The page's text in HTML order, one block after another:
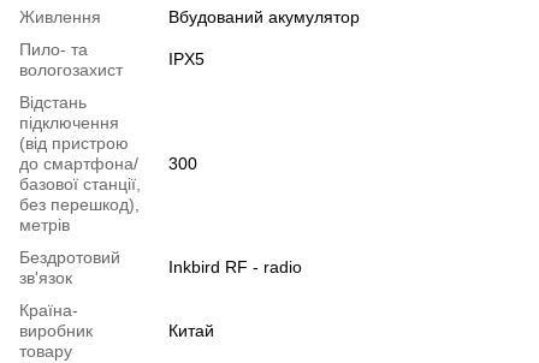
Живлення
Вбудований акумулятор
Пило- та
вологозахист
IPX5
Відстань
підключення
(від пристрою
до смартфона/
базової станції,
без перешкод),
метрів
300
Бездротовий
зв'язок
Inkbird RF - radio
Країна-
виробник
товару
Китай